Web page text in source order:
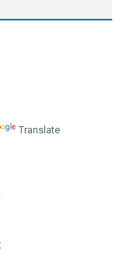
Translate